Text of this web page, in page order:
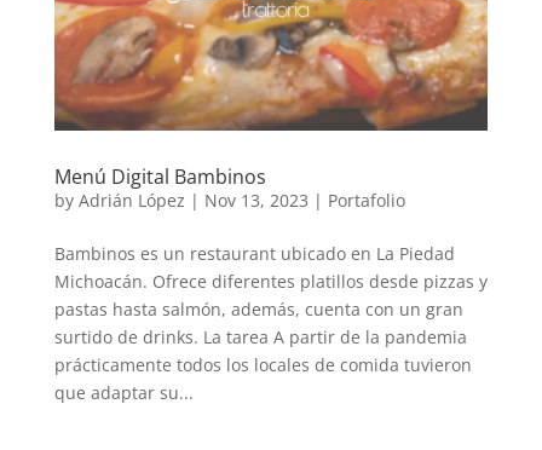
Menú Digital Bambinos
by Adrián López | Nov 13, 2023 | Portafolio
Bambinos es un restaurant ubicado en La Piedad
Michoacán. Ofrece diferentes platillos desde pizzas y
pastas hasta salmón, además, cuenta con un gran
surtido de drinks. La tarea A partir de la pandemia
prácticamente todos los locales de comida tuvieron
que adaptar su...